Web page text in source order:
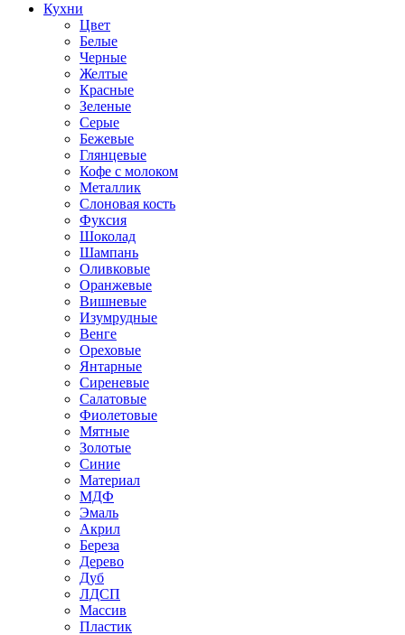
Кухни
Цвет
Белые
Черные
Желтые
Красные
Зеленые
Серые
Бежевые
Глянцевые
Кофе с молоком
Металлик
Слоновая кость
Фуксия
Шоколад
Шампань
Оливковые
Оранжевые
Вишневые
Изумрудные
Венге
Ореховые
Янтарные
Сиреневые
Салатовые
Фиолетовые
Мятные
Золотые
Синие
Материал
МДФ
Эмаль
Акрил
Береза
Дерево
Дуб
ЛДСП
Массив
Пластик